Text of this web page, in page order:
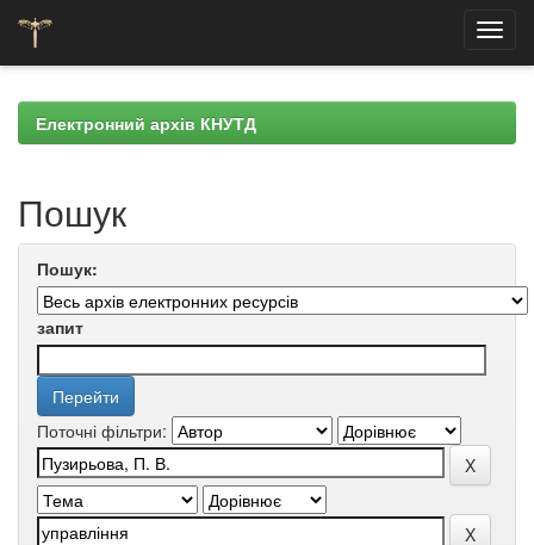
navigationЕлектронний архів КНУТД
Пошук
Пошук:
запит
Поточні фільтри: